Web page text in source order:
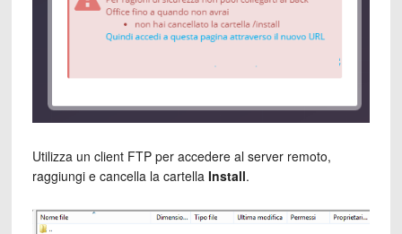
Utilizza un client FTP per accedere al server remoto,
raggiungi e cancella la cartella Install.